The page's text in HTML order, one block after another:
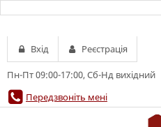
Пн-Пт 09:00-17:00, Сб-Нд вихідний
Передзвоніть мені
Вхід Реєстрація